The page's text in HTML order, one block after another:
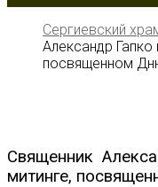
Сергиевский
Александр Гапко
посвященном
Священник
митинге,